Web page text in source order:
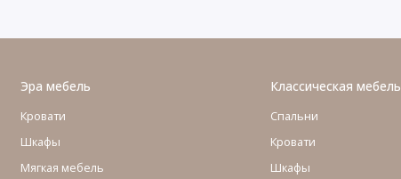
Эра мебель
Кровати
Шкафы
Мягкая мебель
Классическая мебель
Спальни
Кровати
Шкафы